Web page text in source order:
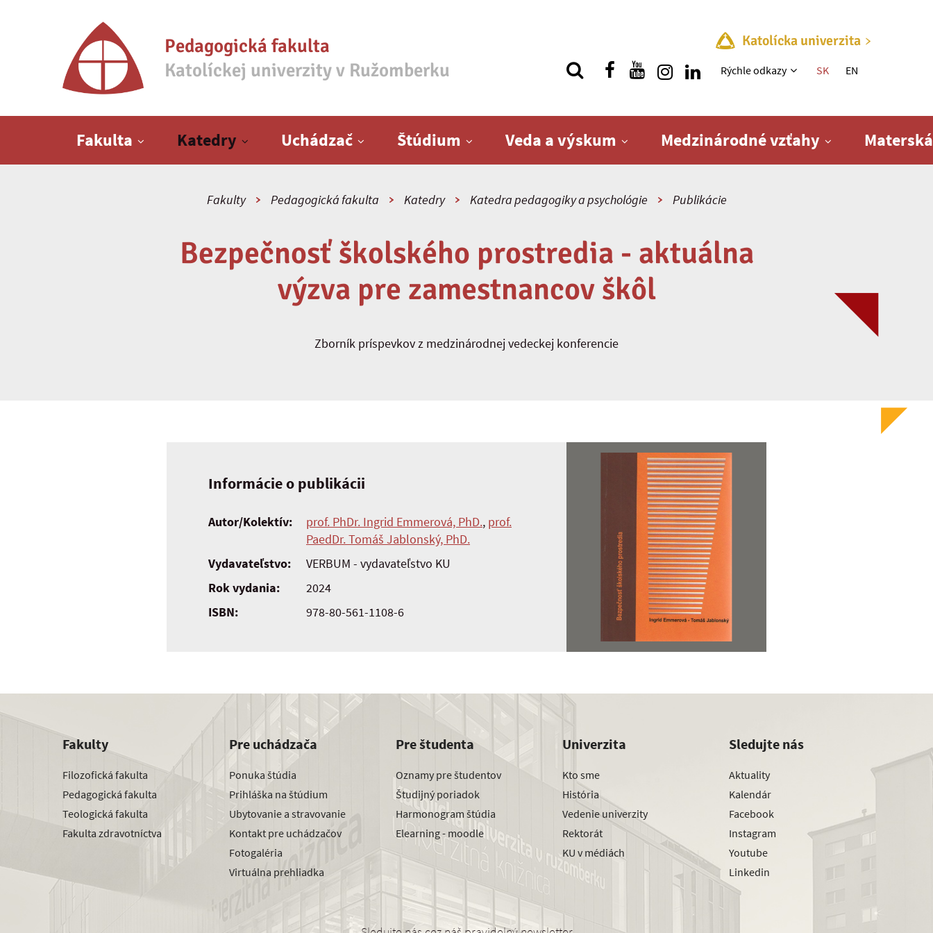
Pedagogická fakulta
Katolíckej univerzity v Ružomberku
Katolícka univerzita
Rýchle menu
Rýchle odkazy SK EN
Fakulta Katedry Uchádzač Štúdium Veda a výskum Medzinárodné vzťahy
Fakulty Pedagogická fakulta Katedry Katedra pedagogiky a psychológie Publikácie
Bezpečnosť školského prostredia - aktuálna
výzva pre zamestnancov škôl
Zborník príspevkov z medzinárodnej vedeckej konferencie
Informácie o publikácii
Autor/Kolektív: prof. PhDr. Ingrid Emmerová, PhD., prof.
PaedDr. Tomáš Jablonský, PhD.
Vydavateľstvo:
VERBUM - vydavateľstvo KU
Rok vydania:
2024
ISBN:
978-80-561-1108-6
Fakulty
Filozofická fakulta
Pedagogická fakulta
Teologická fakulta
Fakulta zdravotníctva
Pre uchádzača
Ponuka štúdia
Prihláška na štúdium
Ubytovanie a stravovanie
Kontakt pre uchádzačov
Fotogaléria
Virtuálna prehliadka
Pre študenta
Oznamy pre študentov
Študijný poriadok
Harmonogram štúdia
Elearning - moodle
Univerzita
Kto sme
História
Vedenie univerzity
Rektorát
KU v médiách
Sledujte nás
Aktuality
Kalendár
Facebook
Instagram
Youtube
Linkedin